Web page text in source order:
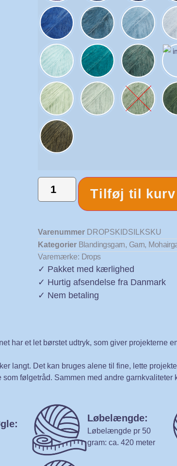
Tilføj til kurv
Varenummer DROPSKIDSILKSKU
Kategorier Blandingsgarn, Garn,
Varemærke: Drops
✓ Pakket med kærlighed
✓ Hurtig afsendelse fra Danmark
✓ Nem betaling
har et let børstet udtryk, som giver projekterne
langt. Det kan bruges alene til fine, lette
følgetråd. Sammen med andre garnkvaliteter
Løbelængde:
Løbelængde pr 50
gram: ca. 420 meter